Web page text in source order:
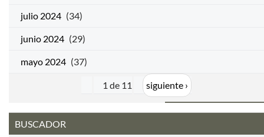
julio 2024 (34)
junio 2024 (29)
mayo 2024 (37)
1 de 11 siguiente ›
BUSCADOR